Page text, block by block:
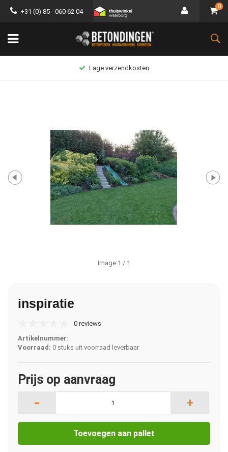
+31 (0) 85 - 060 62 04
0
Lage verzendkosten
Image 1 / 1
inspiratie
0 reviews
Artikelnummer:
Voorraad: 0 stuks uit voorraad leverbaar
Prijs op aanvraag
- +
Toevoegen aan pallet